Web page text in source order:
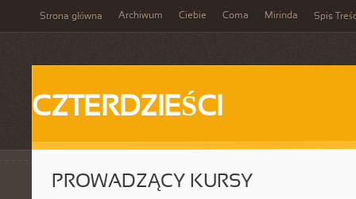
Strona główna Archiwum Ciebie Coma Mirinda Spis
CZTERDZIEŚCI
PROWADZĄCY KURSY